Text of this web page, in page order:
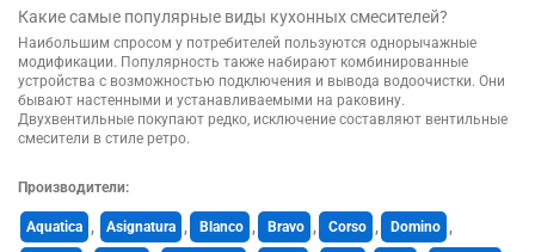
Какие самые популярные виды кухонных смесителей?
Наибольшим спросом у потребителей пользуются однорычажные
модификации. Популярность также набирают комбинированные
устройства с возможностью подключения и вывода водоочистки. Они
бывают настенными и устанавливаемыми на раковину.
Двухвентильные покупают редко, исключение составляют вентильные
смесители в стиле ретро.
Производители:
Aquatica , Asignatura , Blanco , Bravo , Corso , Domino ,